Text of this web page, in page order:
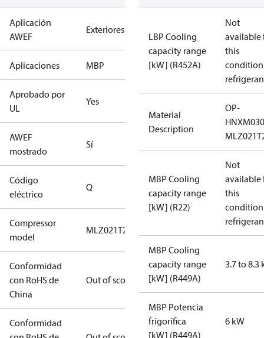
Aplicación
AWEF
Exteriores
Aplicaciones MBP
Aprobado por
UL
Yes
AWEF
mostrado
Sí
Código
eléctrico
Q
Compressor
model
MLZ021T2
Conformidad
con RoHS de
China
Out of scope
Conformidad
LBP Cooling
capacity range
[kW] (R452A)
Not
available
this
Material
Description
OP-
MBP Cooling
capacity range
[kW] (R22)
Not
available
this
MBP Cooling
capacity range
[kW] (R449A)
3.7 to 8.3
MBP Potencia
frigorífica
[kW] (R449A)
6 kW